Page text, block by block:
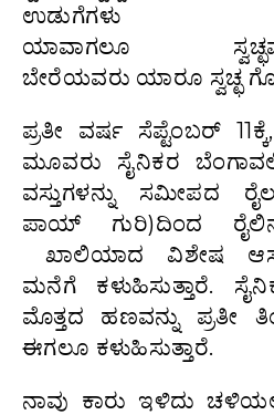
ಉಡುಗೆಗಳು
ಯಾವಾಗಲೂ
ಬೇರೆಯವರು ಯಾರೂ ಸ್ವಚ್ಛ
ಪ್ರತೀ ವರ್ಷ ಸೆಪ್ಟೆಂಬರ್
ಮೂವರು ಸೈನಿಕರ
ವಸ್ತುಗಳನ್ನು ಸಮೀಪದ
ಪಾಯ್ ಗುರಿ)ದಿಂದ
ಖಾಲಿಯಾದ ವಿಶೇಷ
ಮನೆಗೆ ಕಳುಹಿಸುತ್ತಾರೆ.
ಮೊತ್ತದ ಹಣವನ್ನು ಪ್ರತೀ
ಈಗಲೂ ಕಳುಹಿಸುತ್ತಾರೆ.
ನಾವು ಕಾರು ಇಳಿದು